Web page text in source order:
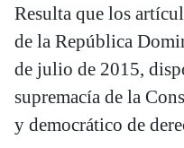
Resulta que los
de la República
de julio de 2015,
supremacía de la
y democrático de